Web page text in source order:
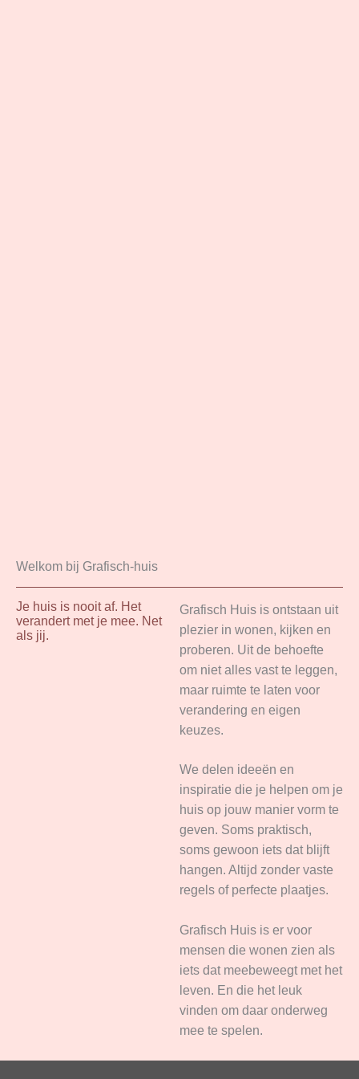
Welkom bij Grafisch-huis
Je huis is nooit af. Het
verandert met je mee. Net
als jij.
Grafisch Huis is ontstaan uit
plezier in wonen, kijken en
proberen. Uit de behoefte
om niet alles vast te leggen,
maar ruimte te laten voor
verandering en eigen
keuzes.
We delen ideeën en
inspiratie die je helpen om je
huis op jouw manier vorm te
geven. Soms praktisch,
soms gewoon iets dat blijft
hangen. Altijd zonder vaste
regels of perfecte plaatjes.
Grafisch Huis is er voor
mensen die wonen zien als
iets dat meebeweegt met het
leven. En die het leuk
vinden om daar onderweg
mee te spelen.